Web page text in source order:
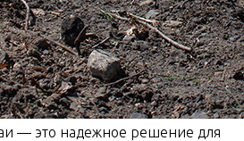
— это надежное решение для